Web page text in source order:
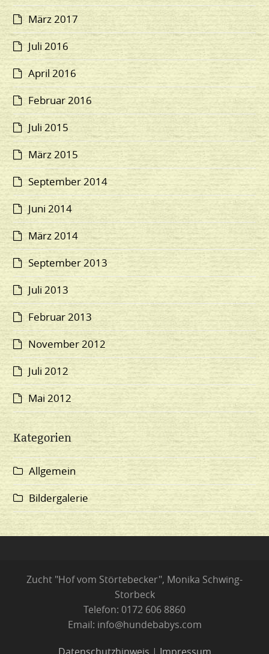
März 2017
Juli 2016
April 2016
Februar 2016
Juli 2015
März 2015
September 2014
Juni 2014
März 2014
September 2013
Juli 2013
Februar 2013
November 2012
Juli 2012
Mai 2012
Kategorien
Allgemein
Bildergalerie
Zucht "Hof vom Störtebecker", Monika Schwing-
Storbeck
Telefon: 0172 606 8860
Email: info@hundebabys.com